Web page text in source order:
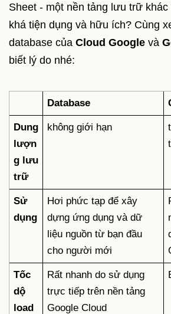
Sheet - một nền tảng lưu trữ khác
khá tiện dụng và hữu ích? Cùng
database của Cloud Google và
biết lý do nhé:
Database
Dung
lượn
g lưu
trữ
không giới hạn
Sử
dụng
Hơi phức tạp để xây
dựng ứng dụng và dữ
liệu nguồn từ bạn đầu
cho người mới
Tốc
dộ
load
Rất nhanh do sử dụng
trực tiếp trên nền tảng
Google Cloud